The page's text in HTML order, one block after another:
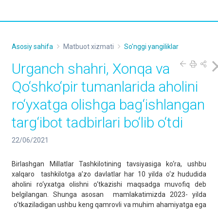
Asosiy sahifa Matbuot xizmati So'nggi yangiliklar
Urganch shahri, Xonqa va
Qo‘shko‘pir tumanlarida aholini
ro‘yxatga olishga bag‘ishlangan
targ‘ibot tadbirlari bo‘lib o‘tdi
22/06/2021
Birlashgan Millatlar Tashkilotining tavsiyasiga ko‘ra, ushbu
xalqaro tashkilotga a’zo davlatlar har 10 yilda o‘z hududida
aholini ro‘yxatga olishni o‘tkazishi maqsadga muvofiq deb
belgilangan. Shunga asosan mamlakatimizda 2023- yilda
o‘tkaziladigan ushbu keng qamrovli va muhim ahamiyatga ega